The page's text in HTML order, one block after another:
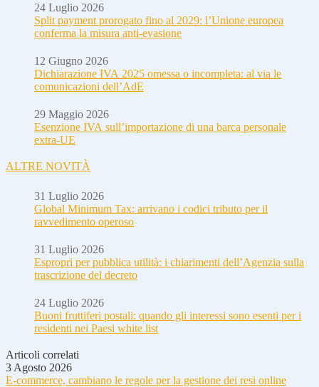
24 Luglio 2026
Split payment prorogato fino al 2029: l’Unione europea
conferma la misura anti-evasione
12 Giugno 2026
Dichiarazione IVA 2025 omessa o incompleta: al via le
comunicazioni dell’AdE
29 Maggio 2026
Esenzione IVA sull’importazione di una barca personale
extra-UE
ALTRE NOVITÀ
31 Luglio 2026
Global Minimum Tax: arrivano i codici tributo per il
ravvedimento operoso
31 Luglio 2026
Espropri per pubblica utilità: i chiarimenti dell’Agenzia sulla
trascrizione del decreto
24 Luglio 2026
Buoni fruttiferi postali: quando gli interessi sono esenti per i
residenti nei Paesi white list
Articoli correlati
3 Agosto 2026
E-commerce, cambiano le regole per la gestione dei resi online